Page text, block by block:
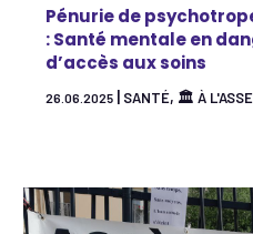
Pénurie de
: Santé mentale en
d’accès aux soins
26.06.2025 SANTÉ, 🏛 À